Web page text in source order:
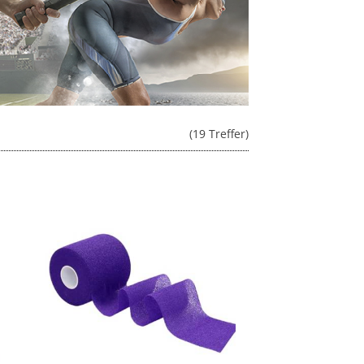
(19 Treffer)